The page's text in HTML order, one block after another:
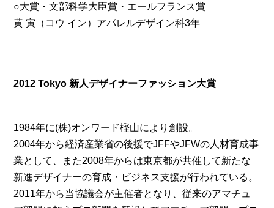
○大賞・文部科学大臣賞・エールフランス賞
黄 寅（コウ イン）アパレルデザイン科3年
2012 Tokyo 新人デザイナーファッション大賞
1984年に(株)オンワード樫山により創設。
2004年から経済産業省の後援でJFFやJFWの人材育成事
業として、また2008年からは東京都が共催して新たな
新進デザイナーの育成・ビジネス支援が行われている。
2011年から当協議会が主催者となり、従来のアマチュ